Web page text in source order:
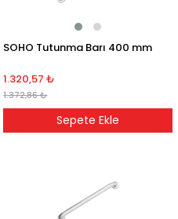
SOHO Tutunma Barı 400 mm
1.320,57 ₺
1.372,86 ₺
Sepete Ekle